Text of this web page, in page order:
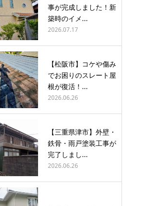
事が完成しました！新
築時のイメ...
2026.07.17
【松阪市】コケや傷み
でお困りのスレート屋
根が復活！...
2026.06.26
【三重県津市】外壁・
鉄骨・雨戸塗装工事が
完了しまし...
2026.06.26